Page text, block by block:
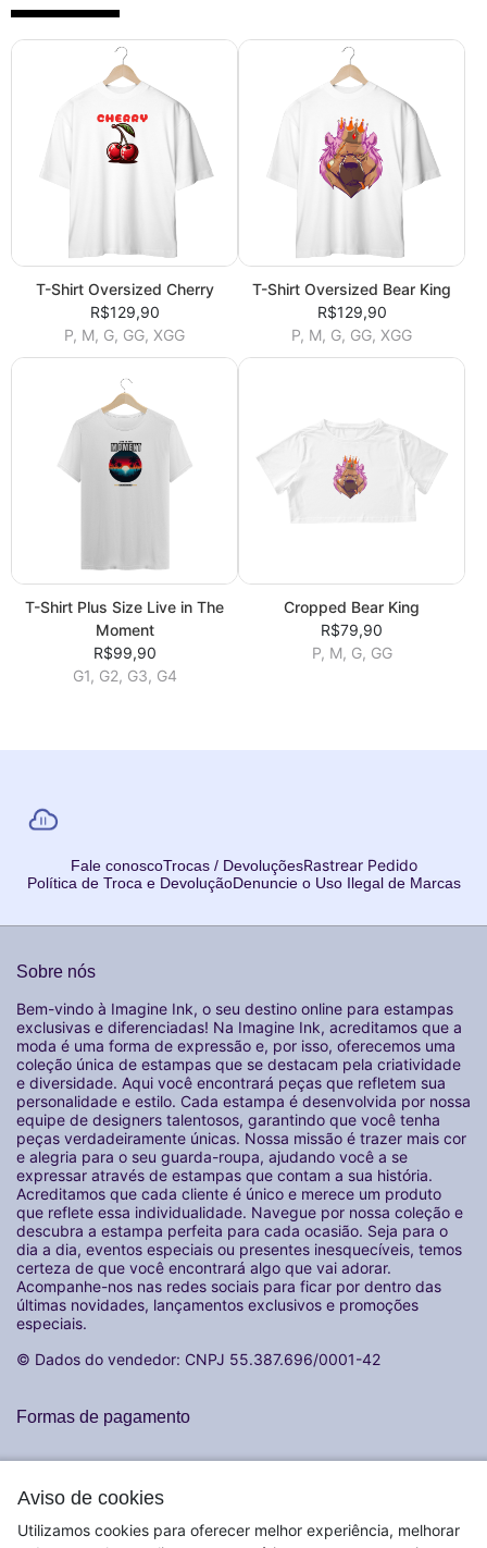
T-Shirt Oversized Cherry
R$129,90
P, M, G, GG, XGG
T-Shirt Oversized Bear King
R$129,90
P, M, G, GG, XGG
T-Shirt Plus Size Live in The
Moment
R$99,90
G1, G2, G3, G4
Cropped Bear King
R$79,90
P, M, G, GG
Aviso de cookies
Utilizamos cookies para oferecer melhor experiência, melhorar
Fale conoscoTrocas / DevoluçõesRastrear Pedido
Política de Troca e DevoluçãoDenuncie o Uso Ilegal de Marcas
Sobre nós
Bem-vindo à Imagine Ink, o seu destino online para estampas
exclusivas e diferenciadas! Na Imagine Ink, acreditamos que a
moda é uma forma de expressão e, por isso, oferecemos uma
coleção única de estampas que se destacam pela criatividade
e diversidade. Aqui você encontrará peças que refletem sua
personalidade e estilo. Cada estampa é desenvolvida por nossa
equipe de designers talentosos, garantindo que você tenha
peças verdadeiramente únicas. Nossa missão é trazer mais cor
e alegria para o seu guarda-roupa, ajudando você a se
expressar através de estampas que contam a sua história.
Acreditamos que cada cliente é único e merece um produto
que reflete essa individualidade. Navegue por nossa coleção e
descubra a estampa perfeita para cada ocasião. Seja para o
dia a dia, eventos especiais ou presentes inesquecíveis, temos
certeza de que você encontrará algo que vai adorar.
Acompanhe-nos nas redes sociais para ficar por dentro das
últimas novidades, lançamentos exclusivos e promoções
especiais.
© Dados do vendedor: CNPJ 55.387.696/0001-42
Formas de pagamento